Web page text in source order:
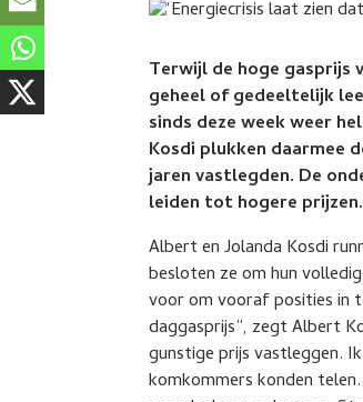
Terwijl de hoge
geheel of gedeeltelijk
sinds deze week weer
Kosdi plukken daarmee
jaren vastlegden. De
leiden tot hogere prijzen.
Albert en Jolanda Kosdi
besloten ze om hun
voor om vooraf posities in
daggasprijs”, zegt Albert
gunstige prijs vastleggen.
komkommers konden